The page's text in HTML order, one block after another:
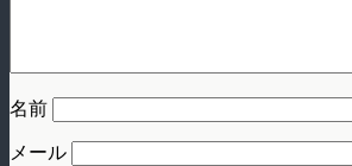
名前
メール